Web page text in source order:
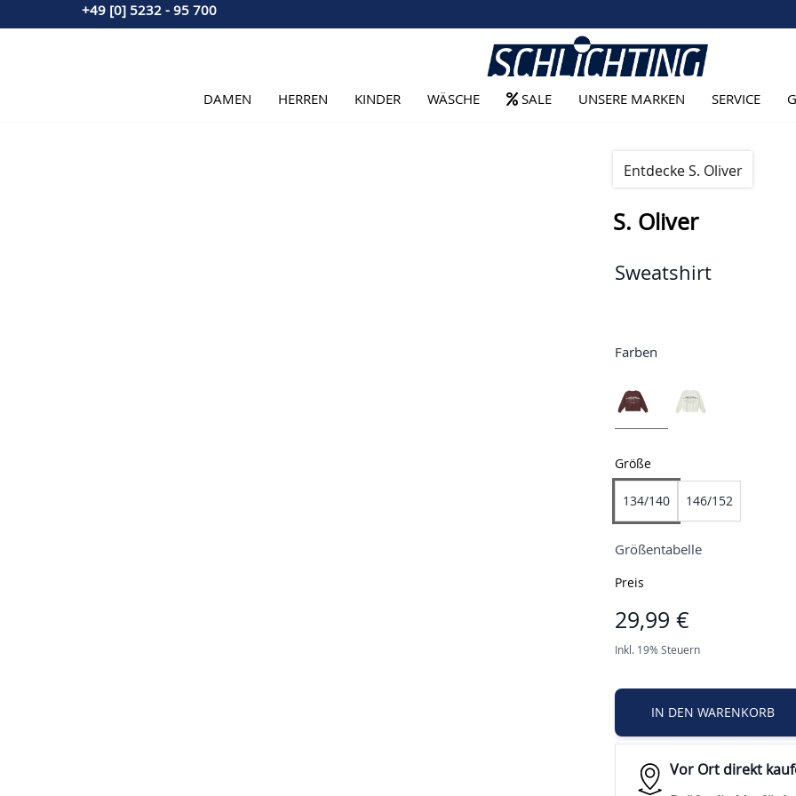
+49 [0] 5232 - 95 700
DAMEN HERREN KINDER WÄSCHE SALE UNSERE MARKEN SERVICE
Entdecke S. Oliver
S. Oliver
Sweatshirt
Farben
Größe
134/140 146/152
Größentabelle
Preis
29,99 €
Inkl. 19% Steuern
IN DEN WARENKORB
Vor Ort direkt